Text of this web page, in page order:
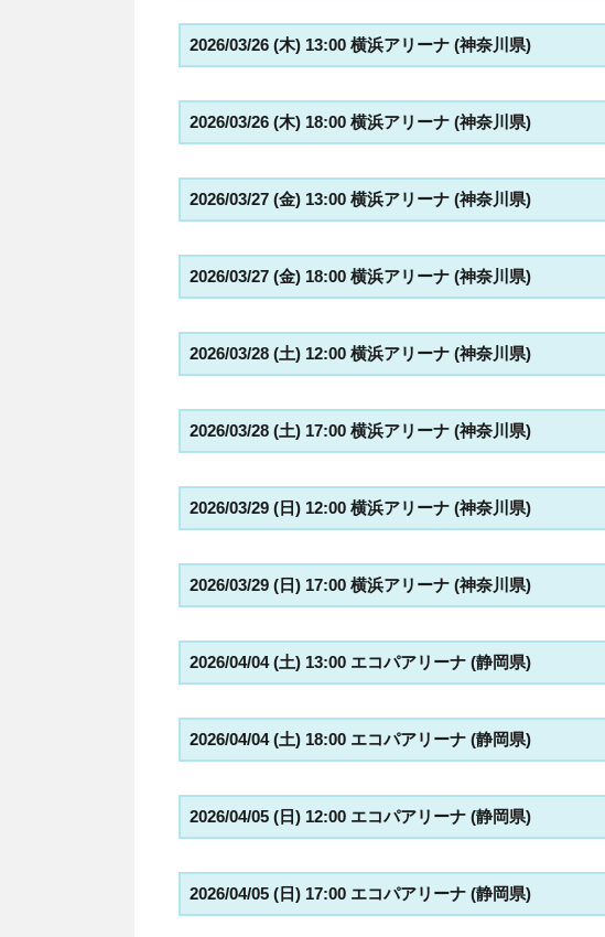
2026/03/26 (木) 13:00 横浜アリーナ (神奈川県)
2026/03/26 (木) 18:00 横浜アリーナ (神奈川県)
2026/03/27 (金) 13:00 横浜アリーナ (神奈川県)
2026/03/27 (金) 18:00 横浜アリーナ (神奈川県)
2026/03/28 (土) 12:00 横浜アリーナ (神奈川県)
2026/03/28 (土) 17:00 横浜アリーナ (神奈川県)
2026/03/29 (日) 12:00 横浜アリーナ (神奈川県)
2026/03/29 (日) 17:00 横浜アリーナ (神奈川県)
2026/04/04 (土) 13:00 エコパアリーナ (静岡県)
2026/04/04 (土) 18:00 エコパアリーナ (静岡県)
2026/04/05 (日) 12:00 エコパアリーナ (静岡県)
2026/04/05 (日) 17:00 エコパアリーナ (静岡県)